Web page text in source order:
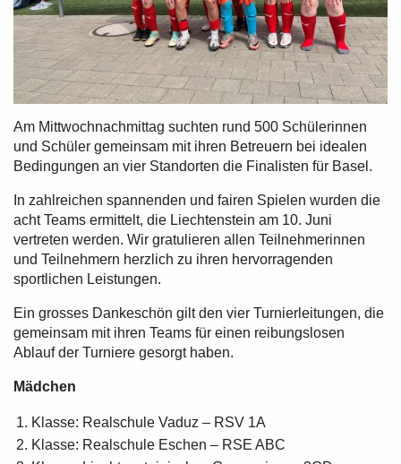
Am Mittwochnachmittag suchten rund 500 Schülerinnen
und Schüler gemeinsam mit ihren Betreuern bei idealen
Bedingungen an vier Standorten die Finalisten für Basel.
In zahlreichen spannenden und fairen Spielen wurden die
acht Teams ermittelt, die Liechtenstein am 10. Juni
vertreten werden. Wir gratulieren allen Teilnehmerinnen
und Teilnehmern herzlich zu ihren hervorragenden
sportlichen Leistungen.
Ein grosses Dankeschön gilt den vier Turnierleitungen, die
gemeinsam mit ihren Teams für einen reibungslosen
Ablauf der Turniere gesorgt haben.
Mädchen
Klasse: Realschule Vaduz – RSV 1A
Klasse: Realschule Eschen – RSE ABC